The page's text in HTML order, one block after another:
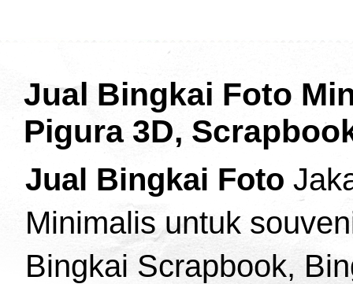
Jual Bingkai Foto
Pigura 3D,
Jual Bingkai Foto
Minimalis untuk
Bingkai Scrapbook,